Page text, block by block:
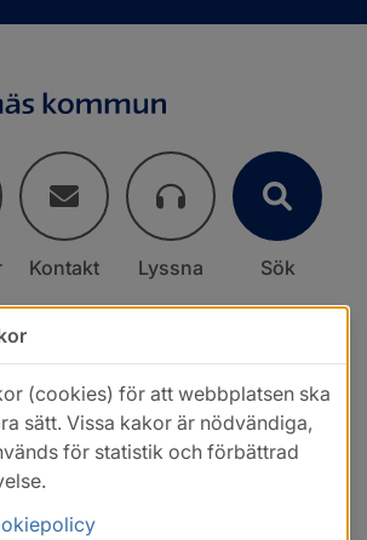
Kontakt Lyssna Sök
(cookies) för att webbplatsen ska
sätt. Vissa kakor är nödvändiga,
för statistik och förbättrad